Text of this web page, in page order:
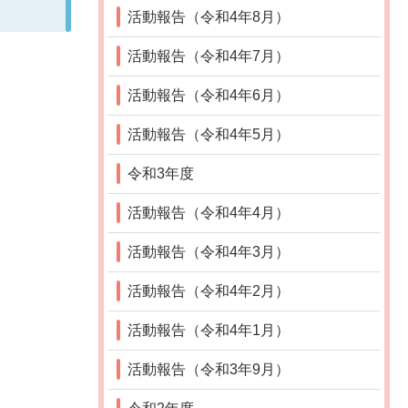
活動報告（令和4年8月）
活動報告（令和4年7月）
活動報告（令和4年6月）
活動報告（令和4年5月）
令和3年度
活動報告（令和4年4月）
活動報告（令和4年3月）
活動報告（令和4年2月）
活動報告（令和4年1月）
活動報告（令和3年9月）